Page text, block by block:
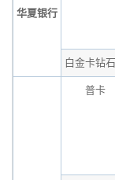
华夏银行
白金卡钻
普卡